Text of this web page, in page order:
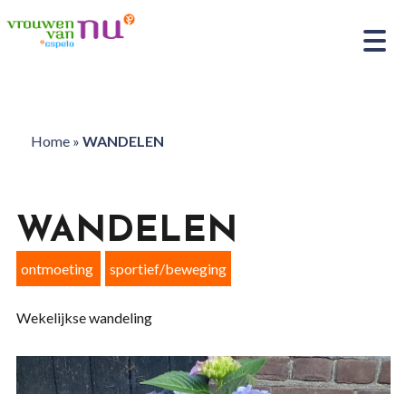
Home» WANDELEN
WANDELEN
ontmoeting sportief/beweging
Wekelijkse wandeling